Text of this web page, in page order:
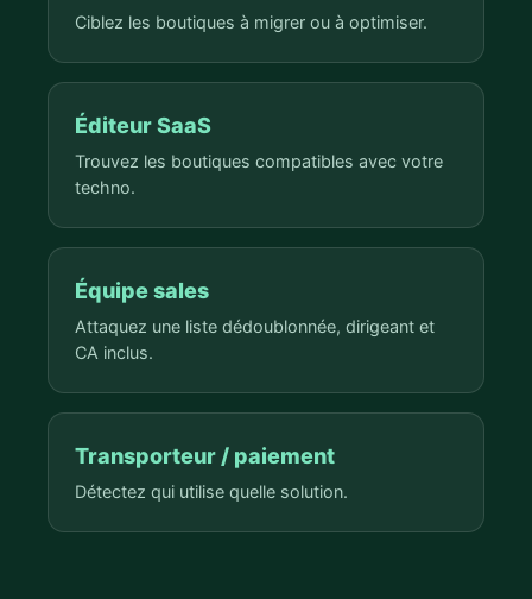
Ciblez les boutiques à migrer ou à optimiser.
Éditeur SaaS
Trouvez les boutiques compatibles avec votre
techno.
Équipe sales
Attaquez une liste dédoublonnée, dirigeant et
CA inclus.
Transporteur / paiement
Détectez qui utilise quelle solution.